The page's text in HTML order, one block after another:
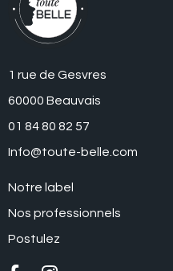
1 rue de Gesvres
60000 Beauvais
01 84 80 82 57
Info@toute-belle.com
Notre label
Nos professionnels
Postulez